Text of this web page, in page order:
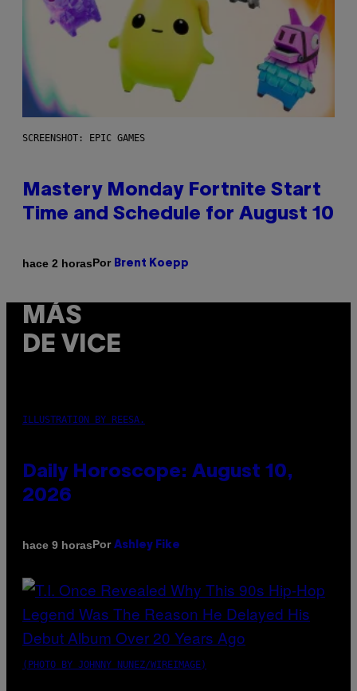
SCREENSHOT: EPIC GAMES
Mastery Monday Fortnite Start
Time and Schedule for August 10
hace 2 horasPor Brent Koepp
MÁS
DE VICE
ILLUSTRATION BY REESA.
Daily Horoscope: August 10,
2026
hace 9 horasPor Ashley Fike
(PHOTO BY JOHNNY NUNEZ/WIREIMAGE)